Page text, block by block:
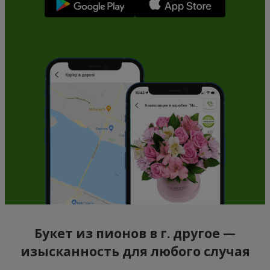
Букет из пионов в г. другое —
изысканность для любого случая